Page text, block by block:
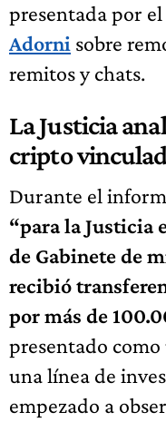
presentada por el
Adorni sobre
remitos y chats.
La Justicia
cripto
Durante el
“para la Justicia
de Gabinete de
recibió
por más de
presentado
una línea de
empezado a